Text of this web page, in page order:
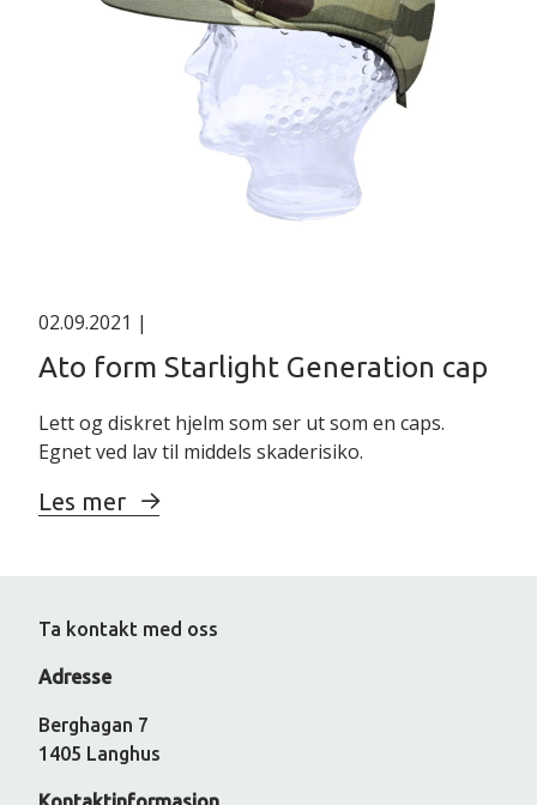
02.09.2021 |
Ato form Starlight Generation cap
Lett og diskret hjelm som ser ut som en caps.
Egnet ved lav til middels skaderisiko.
Les mer
Ta kontakt med oss
Adresse
Berghagan 7
1405 Langhus